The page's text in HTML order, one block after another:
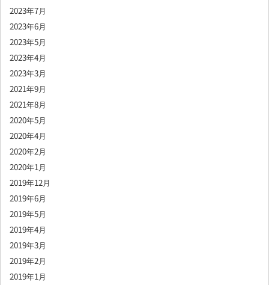
2023年7月
2023年6月
2023年5月
2023年4月
2023年3月
2021年9月
2021年8月
2020年5月
2020年4月
2020年2月
2020年1月
2019年12月
2019年6月
2019年5月
2019年4月
2019年3月
2019年2月
2019年1月